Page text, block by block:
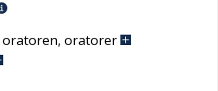
oratoren, oratorer